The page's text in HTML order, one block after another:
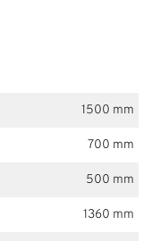
1500 mm
700 mm
500 mm
1360 mm